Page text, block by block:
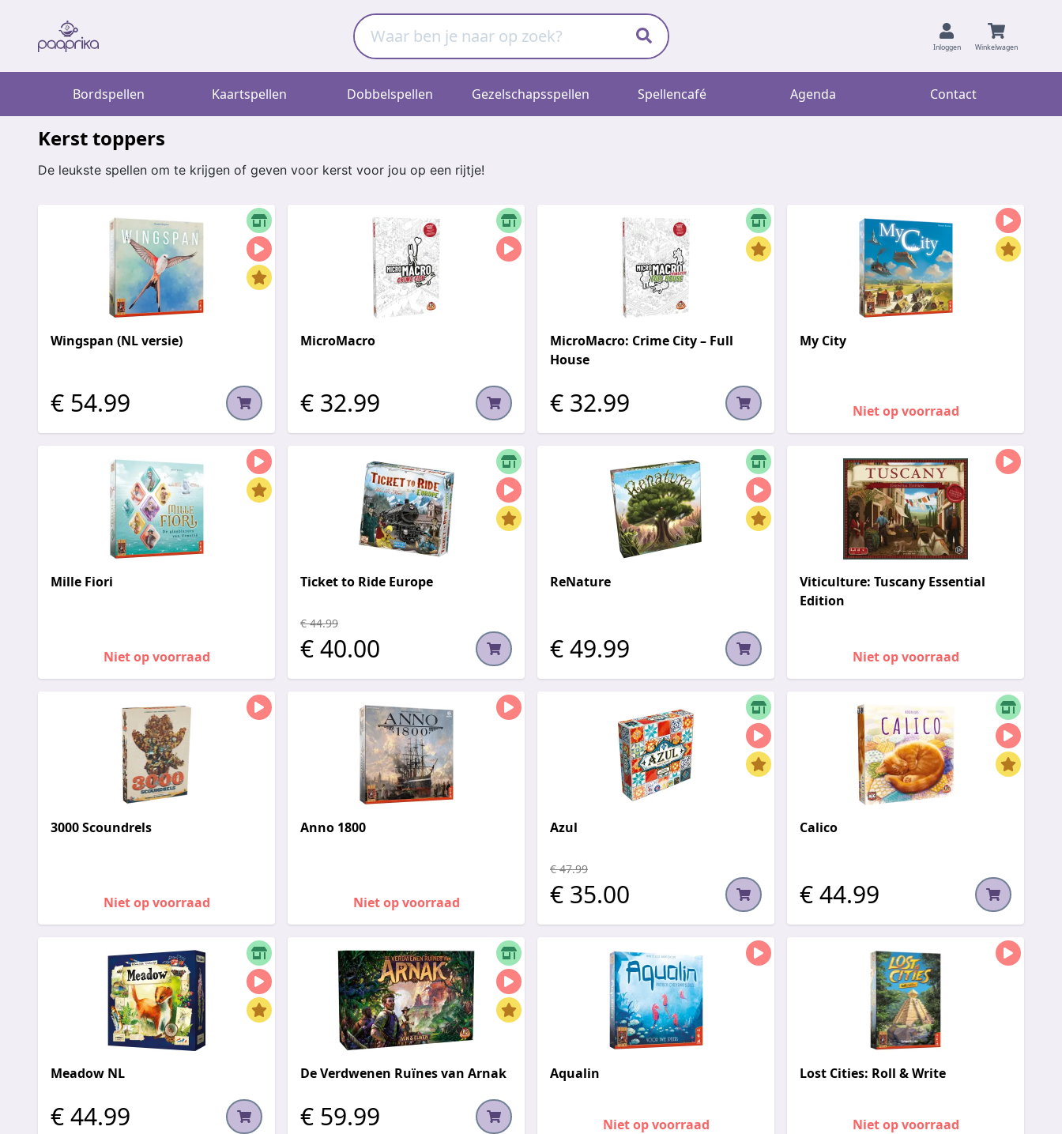
Inloggen Winkelwagen
Bordspellen Kaartspellen Dobbelspellen Gezelschapsspellen Spellencafé Agenda Contact
Kerst toppers
De leukste spellen om te krijgen of geven voor kerst voor jou op een rijtje!
Wingspan (NL versie)
€ 54.99
MicroMacro
€ 32.99
MicroMacro: Crime City – Full
House
€ 32.99
My City
Niet op voorraad
Mille Fiori
Niet op voorraad
Ticket to Ride Europe
€ 44.99
€ 40.00
ReNature
€ 49.99
Viticulture: Tuscany Essential
Edition
Niet op voorraad
3000 Scoundrels
Niet op voorraad
Anno 1800
Niet op voorraad
Azul
€ 47.99
€ 35.00
Calico
€ 44.99
Meadow NL
€ 44.99
De Verdwenen Ruïnes van Arnak
€ 59.99
Aqualin
Niet op voorraad
Lost Cities: Roll & Write
Niet op voorraad